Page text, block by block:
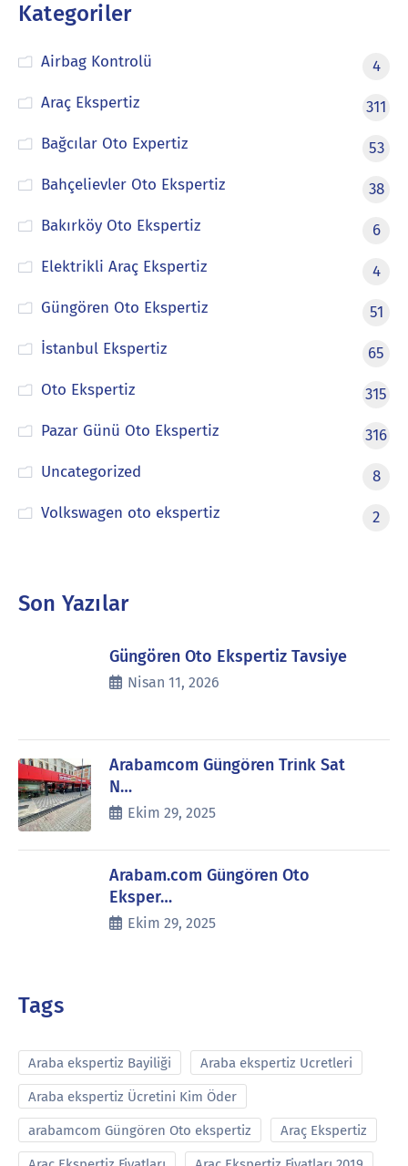
Kategoriler
Airbag Kontrolü
4
Araç Ekspertiz
311
Bağcılar Oto Expertiz
53
Bahçelievler Oto Ekspertiz
38
Bakırköy Oto Ekspertiz
6
Elektrikli Araç Ekspertiz
4
Güngören Oto Ekspertiz
51
İstanbul Ekspertiz
65
Oto Ekspertiz
315
Pazar Günü Oto Ekspertiz
316
Uncategorized
8
Volkswagen oto ekspertiz
2
Son Yazılar
Güngören Oto Ekspertiz Tavsiye
Nisan 11, 2026
Arabamcom Güngören Trink Sat
N…
Ekim 29, 2025
Arabam.com Güngören Oto
Eksper…
Ekim 29, 2025
Tags
Araba ekspertiz Bayiliği Araba ekspertiz Ucretleri
Araba ekspertiz Ücretini Kim Öder
arabamcom Güngören Oto ekspertiz Araç Ekspertiz